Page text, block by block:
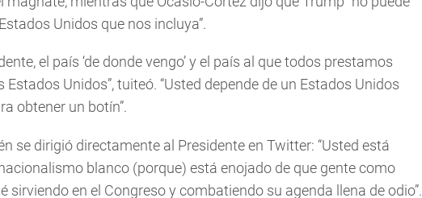
Unidos que nos incluya”.
el país ‘de donde vengo’ y el país al que todos prestamos
Estados Unidos”, tuiteó. “Usted depende de un Estados Unidos
obtener un botín”.
se dirigió directamente al Presidente en Twitter: “Usted está
blanco (porque) está enojado de que gente como
sirviendo en el Congreso y combatiendo su agenda llena de odio”.